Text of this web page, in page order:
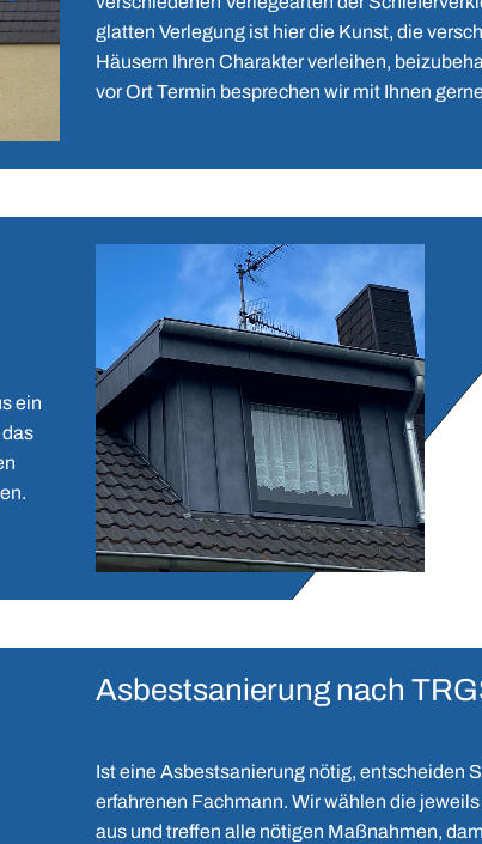
glatten Verlegung ist hier die Kunst, die
Häusern Ihren Charakter verleihen,
vor Ort Termin besprechen wir mit Ihnen
ein
Asbestsanierung nach
Ist eine Asbestsanierung nötig, entscheiden
erfahrenen Fachmann. Wir wählen die
aus und treffen alle nötigen Maßnahmen,